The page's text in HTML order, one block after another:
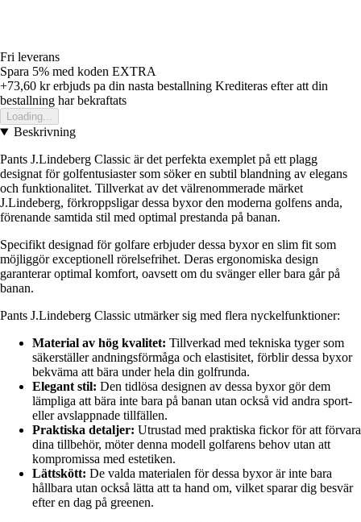
Fri leverans
Spara 5% med koden EXTRA
+73,60 krerbjuds pa din nasta bestallning Krediteras efter att din
bestallning har bekraftats
Loading...
Beskrivning
Pants J.Lindeberg Classic är det perfekta exemplet på ett plagg
designat för golfentusiaster som söker en subtil blandning av elegans
och funktionalitet. Tillverkat av det välrenommerade märket
J.Lindeberg, förkroppsligar dessa byxor den moderna golfens anda,
förenande samtida stil med optimal prestanda på banan.
Specifikt designad för golfare erbjuder dessa byxor en slim fit som
möjliggör exceptionell rörelsefrihet. Deras ergonomiska design
garanterar optimal komfort, oavsett om du svänger eller bara går på
banan.
Pants J.Lindeberg Classic utmärker sig med flera nyckelfunktioner:
Material av hög kvalitet: Tillverkad med tekniska tyger som
säkerställer andningsförmåga och elastisitet, förblir dessa byxor
bekväma att bära under hela din golfrunda.
Elegant stil: Den tidlösa designen av dessa byxor gör dem
lämpliga att bära inte bara på banan utan också vid andra sport-
eller avslappnade tillfällen.
Praktiska detaljer: Utrustad med praktiska fickor för att förvara
dina tillbehör, möter denna modell golfarens behov utan att
kompromissa med estetiken.
Lättskött: De valda materialen för dessa byxor är inte bara
hållbara utan också lätta att ta hand om, vilket sparar dig besvär
efter en dag på greenen.